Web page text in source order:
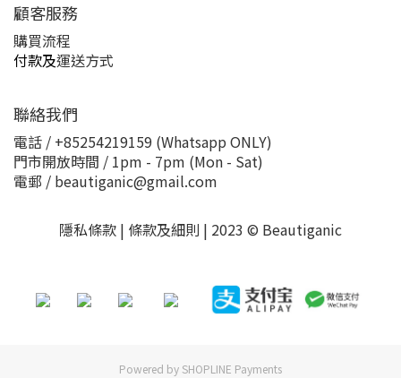
顧客服務
購買流程
付款及運送方式
聯絡我們
電話 / +85254219159 (Whatsapp ONLY)
門市開放時間 / 1pm - 7pm (Mon - Sat)
電郵 / beautiganic@gmail.com
隱私條款 | 條款及細則 | 2023 © Beautiganic
Powered by SHOPLINE Payments